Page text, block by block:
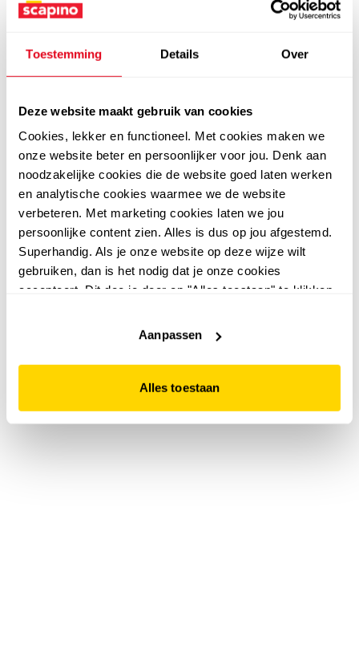
Toestemming Details Over
Deze website maakt gebruik van cookies
Cookies, lekker en functioneel. Met cookies maken we
onze website beter en persoonlijker voor jou. Denk aan
noodzakelijke cookies die de website goed laten werken
en analytische cookies waarmee we de website
verbeteren. Met marketing cookies laten we jou
persoonlijke content zien. Alles is dus op jou afgestemd.
Superhandig. Als je onze website op deze wijze wilt
gebruiken, dan is het nodig dat je onze cookies
accepteert. Dit doe je door op "Alles toestaan" te klikken.
website niet optimaal functioneert.
Aanpassen
Alles toestaan